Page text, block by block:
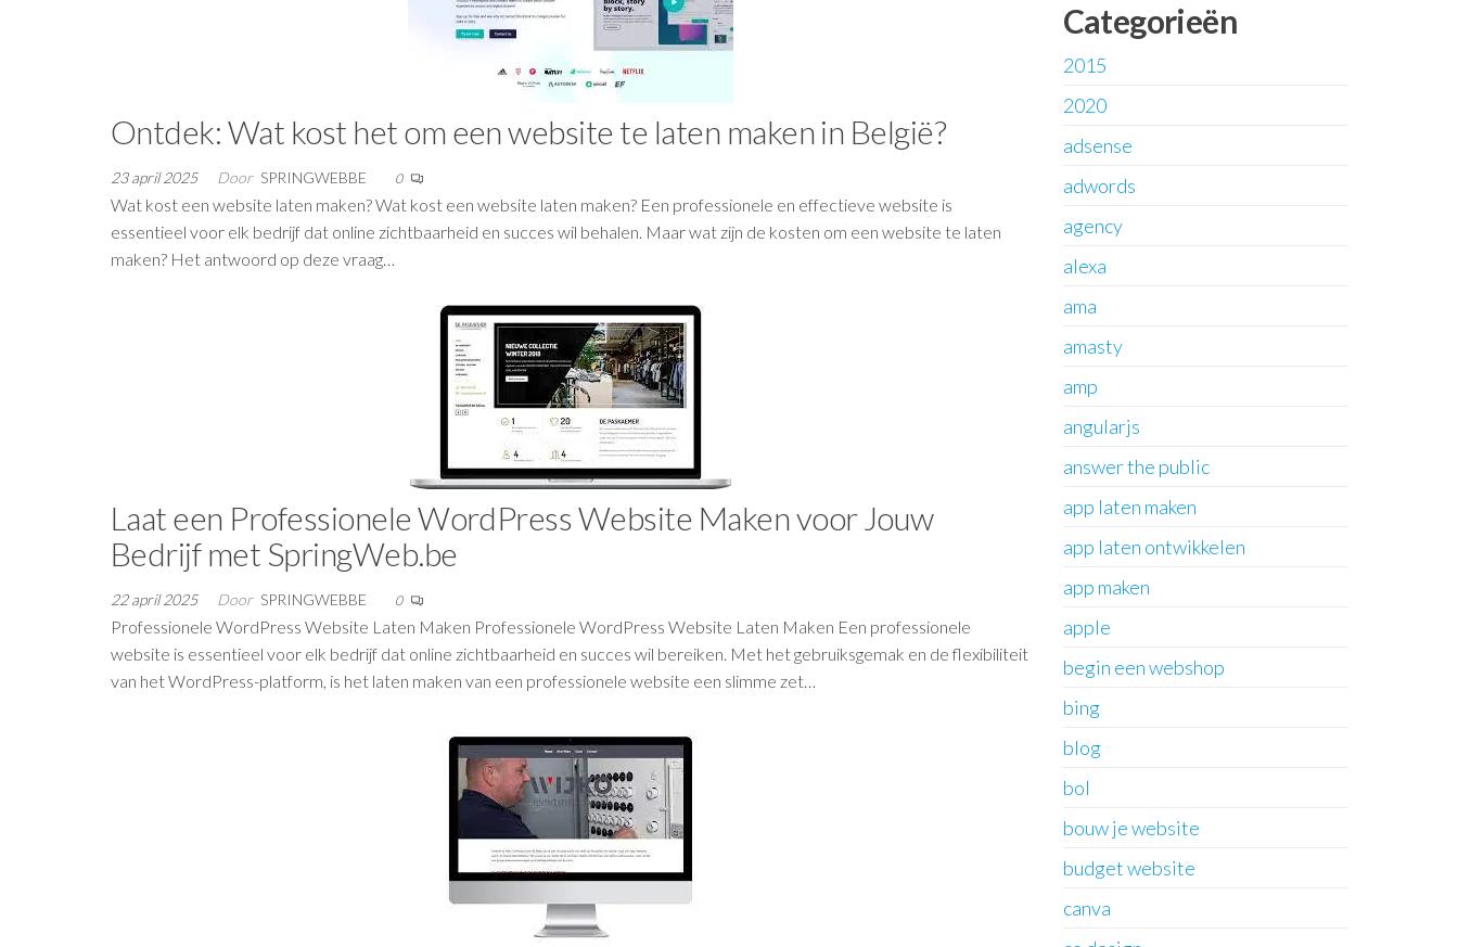
Ontdek: Wat kost het om een website te laten maken in België?
23 april 2025 Door SPRINGWEBBE 0
Wat kost een website laten maken? Wat kost een website laten maken? Een professionele en effectieve website is
essentieel voor elk bedrijf dat online zichtbaarheid en succes wil behalen. Maar wat zijn de kosten om een website te laten
maken? Het antwoord op deze vraag…
Laat een Professionele WordPress Website Maken voor Jouw
Bedrijf met SpringWeb.be
22 april 2025 Door SPRINGWEBBE 0
Professionele WordPress Website Laten Maken Professionele WordPress Website Laten Maken Een professionele
website is essentieel voor elk bedrijf dat online zichtbaarheid en succes wil bereiken. Met het gebruiksgemak en de flexibiliteit
van het WordPress-platform, is het laten maken van een professionele website een slimme zet…
Categorieën
2015
2020
adsense
adwords
agency
alexa
ama
amasty
amp
angularjs
answer the public
app laten maken
app laten ontwikkelen
app maken
apple
begin een webshop
bing
blog
bol
bouw je website
budget website
canva